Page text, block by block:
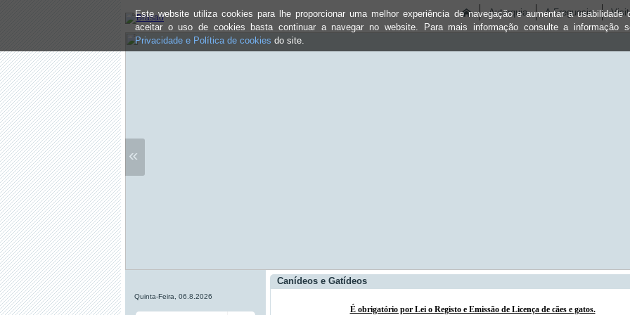
Este website utiliza cookies para lhe proporcionar uma melhor experiência de navegação e aumentar a usabilidade
aceitar o uso de cookies basta continuar a navegar no website. Para mais informação consulte a informação
Privacidade e Política de cookies do site.
Autarquia A Freguesia
«
Quinta-Feira, 06.8.2026
Canídeos e Gatídeos
É obrigatório por Lei o Registo e Emissão de Licença de cães e gatos.